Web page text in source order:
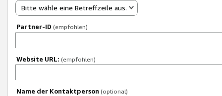
Bitte wähle eine Betreffzeile aus.
Partner-ID (empfohlen)
Website URL: (empfohlen)
Name der Kontaktperson (optional)